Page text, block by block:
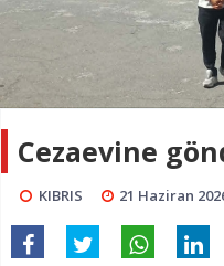
Cezaevine
KIBRIS 21 Haziran